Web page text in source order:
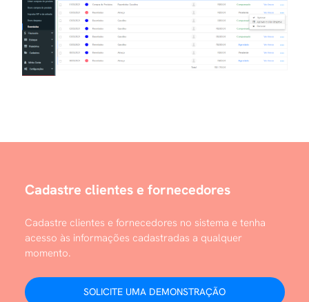
Cadastre clientes e fornecedores
Cadastre clientes e fornecedores no sistema e tenha
acesso às informações cadastradas a qualquer
momento.
SOLICITE UMA DEMONSTRAÇÃO